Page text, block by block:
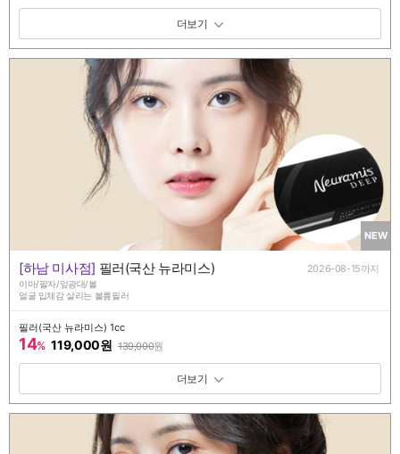
패키지 보기 토글
NEW
[하남 미사점] 필러(국산 뉴라미스) 2026-08-15까지
이마/팔자/앞광대/볼
얼굴 입체감 살리는 볼륨필러
필러(국산 뉴라미스) 1cc
14% 119,000원 139,000원
패키지 보기 토글